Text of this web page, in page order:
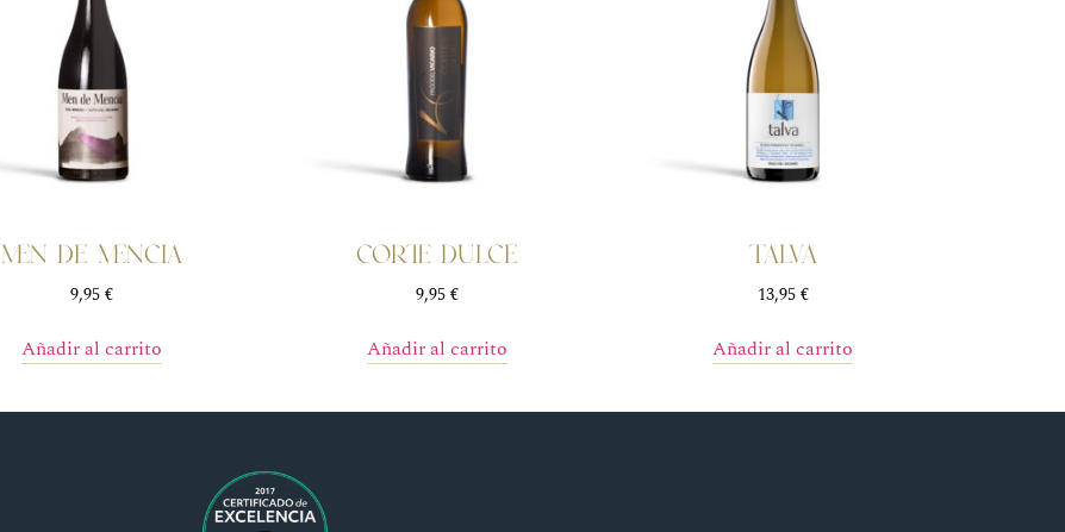
MEN DE MENCIA
9,95€
Añadir al carrito
CORTE DULCE
9,95€
Añadir al carrito
TALVA
13,95€
Añadir al carrito